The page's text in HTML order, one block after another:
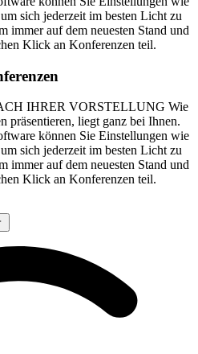
sich jederzeit im besten Licht zu
immer auf dem neuesten Stand und
Klick an Konferenzen teil.
IHRER VORSTELLUNG Wie
präsentieren, liegt ganz bei Ihnen.
können Sie Einstellungen wie
sich jederzeit im besten Licht zu
immer auf dem neuesten Stand und
Klick an Konferenzen teil.